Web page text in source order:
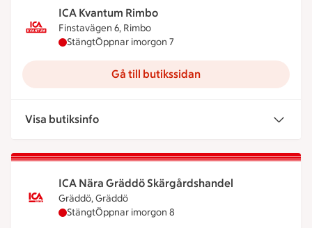
ICA Kvantum Rimbo
Finstavägen 6, Rimbo
ICA Kvantum Rimbo har stängt idag, öppnar
StängtÖppnar imorgon 7
Gå till butikssidan
Visa butiksinfo
ICA Nära Gräddö Skärgårdshandel
Gräddö, Gräddö
ICA Nära Gräddö Skärgårdshandel har stängt
StängtÖppnar imorgon 8